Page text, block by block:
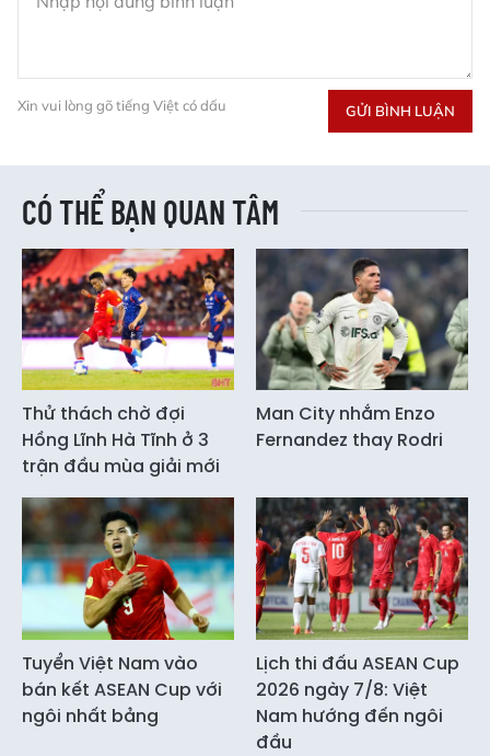
Xin vui lòng gõ tiếng Việt có dấu GỬI BÌNH LUẬN
CÓ THỂ BẠN QUAN TÂM
Thử thách chờ đợi
Hồng Lĩnh Hà Tĩnh ở 3
trận đầu mùa giải mới
Man City nhắm Enzo
Fernandez thay Rodri
Tuyển Việt Nam vào
bán kết ASEAN Cup với
ngôi nhất bảng
Lịch thi đấu ASEAN Cup
2026 ngày 7/8: Việt
Nam hướng đến ngôi
đầu